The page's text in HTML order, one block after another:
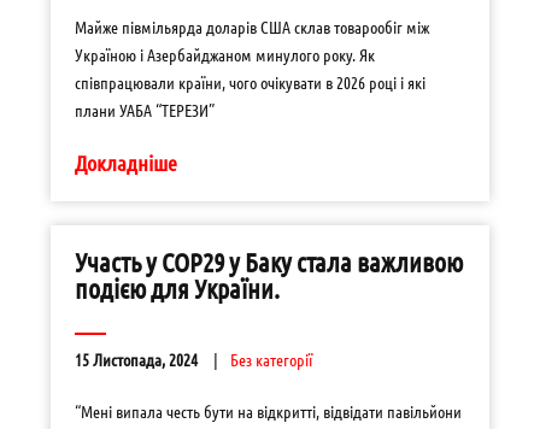
Майже півмільярда доларів США склав товарообіг між
Україною і Азербайджаном минулого року. Як
співпрацювали країни, чого очікувати в 2026 році і які
плани УАБА “ТЕРЕЗИ”
Докладніше
Участь у COP29 у Баку стала важливою
подією для України.
15 Листопада, 2024 Без категорії
“Мені випала честь бути на відкритті, відвідати павільйони